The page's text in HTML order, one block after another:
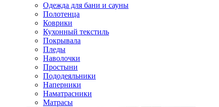
Одежда для бани и сауны
Полотенца
Коврики
Кухонный текстиль
Покрывала
Пледы
Наволочки
Простыни
Пододеяльники
Наперники
Наматрасники
Матрасы